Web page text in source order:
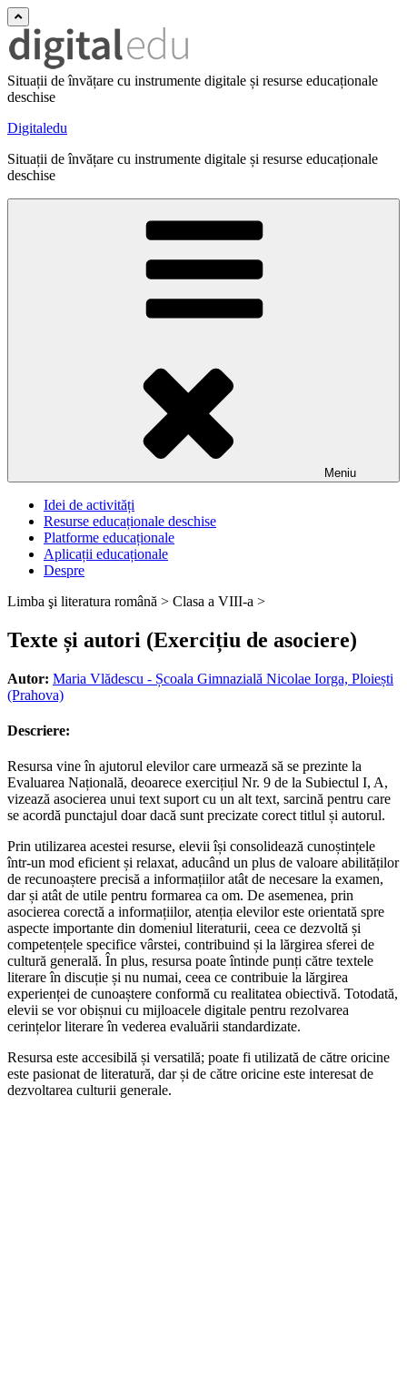
Situații de învățare cu instrumente digitale și resurse educaționale
deschise
Digitaledu
Situații de învățare cu instrumente digitale și resurse educaționale
deschise
Meniu
Idei de activități
Resurse educaționale deschise
Platforme educaționale
Aplicații educaționale
Despre
Limba şi literatura română > Clasa a VIII-a >
Texte și autori (Exercițiu de asociere)
Autor: Maria Vlădescu - Școala Gimnazială Nicolae Iorga, Ploiești
(Prahova)
Descriere:
Resursa vine în ajutorul elevilor care urmează să se prezinte la
Evaluarea Națională, deoarece exercițiul Nr. 9 de la Subiectul I, A,
vizează asocierea unui text suport cu un alt text, sarcină pentru care
se acordă punctajul doar dacă sunt precizate corect titlul și autorul.
Prin utilizarea acestei resurse, elevii își consolidează cunoștințele
într-un mod eficient și relaxat, aducând un plus de valoare abilităților
de recunoaștere precisă a informațiilor atât de necesare la examen,
dar și atât de utile pentru formarea ca om. De asemenea, prin
asocierea corectă a informațiilor, atenția elevilor este orientată spre
aspecte importante din domeniul literaturii, ceea ce dezvoltă și
competențele specifice vârstei, contribuind și la lărgirea sferei de
cultură generală. În plus, resursa poate întinde punți către textele
literare în discuție și nu numai, ceea ce contribuie la lărgirea
experienței de cunoaștere conformă cu realitatea obiectivă. Totodată,
elevii se vor obișnui cu mijloacele digitale pentru rezolvarea
cerințelor literare în vederea evaluării standardizate.
Resursa este accesibilă și versatilă; poate fi utilizată de către oricine
este pasionat de literatură, dar și de către oricine este interesat de
dezvoltarea culturii generale.